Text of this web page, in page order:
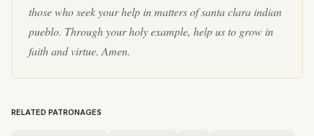
those who seek your help in matters of santa clara indian
pueblo. Through your holy example, help us to grow in
faith and virtue. Amen.
RELATED PATRONAGES